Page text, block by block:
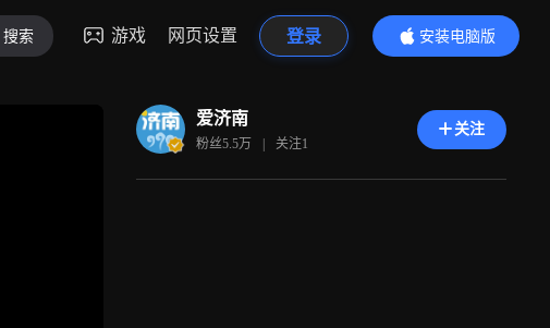
搜索 游戏 网页设置 登录
安装电脑版
内容更精彩
爱济南
粉丝5.5万 | 关注1
关注